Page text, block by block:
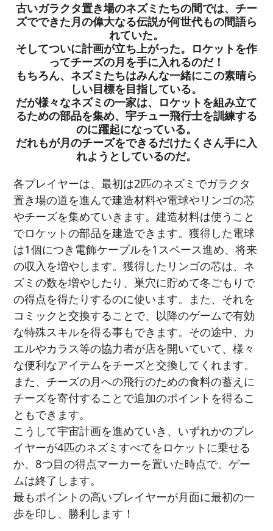
古いガラクタ置き場のネズミたちの間では、チー
ズでできた月の偉大なる伝説が何世代もの間語ら
れていた。
そしてついに計画が立ち上がった。ロケットを作
ってチーズの月を手に入れるのだ！
もちろん、ネズミたちはみんな一緒にこの素晴ら
しい目標を目指している。
だが様々なネズミの一家は、ロケットを組み立て
るための部品を集め、宇チュー飛行士を訓練する
のに躍起になっている。
だれもが月のチーズをできるだけたくさん手に入
れようとしているのだ。
各プレイヤーは、最初は2匹のネズミでガラクタ
置き場の道を進んで建造材料や電球やリンゴの芯
やチーズを集めていきます。建造材料は使うこと
でロケットの部品を建造できます。獲得した電球
は1個につき電飾ケーブルを1スペース進め、将来
の収入を増やします。獲得したリンゴの芯は、ネ
ズミの数を増やしたり、巣穴に貯めて冬ごもりで
の得点を得たりするのに使います。また、それを
コミックと交換することで、以降のゲームで有効
な特殊スキルを得る事もできます。その途中、カ
エルやカラス等の協力者が店を開いていて、様々
な便利なアイテムをチーズと交換してくれます。
また、チーズの月への飛行のための食料の蓄えに
チーズを寄付することで追加のポイントを得るこ
ともできます。
こうして宇宙計画を進めていき、いずれかのプレ
イヤーが4匹のネズミすべてをロケットに乗せる
か、8つ目の得点マーカーを置いた時点で、ゲー
ムは終了します。
最もポイントの高いプレイヤーが月面に最初の一
歩を印し、勝利します！